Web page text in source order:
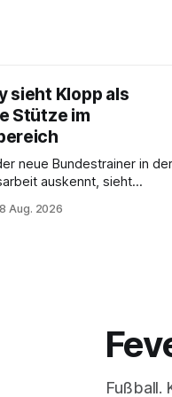
sieht Klopp als
Stütze im
neue Bundestrainer in der
auskennt, sieht
ein.
Aug. 2026
Fußball.